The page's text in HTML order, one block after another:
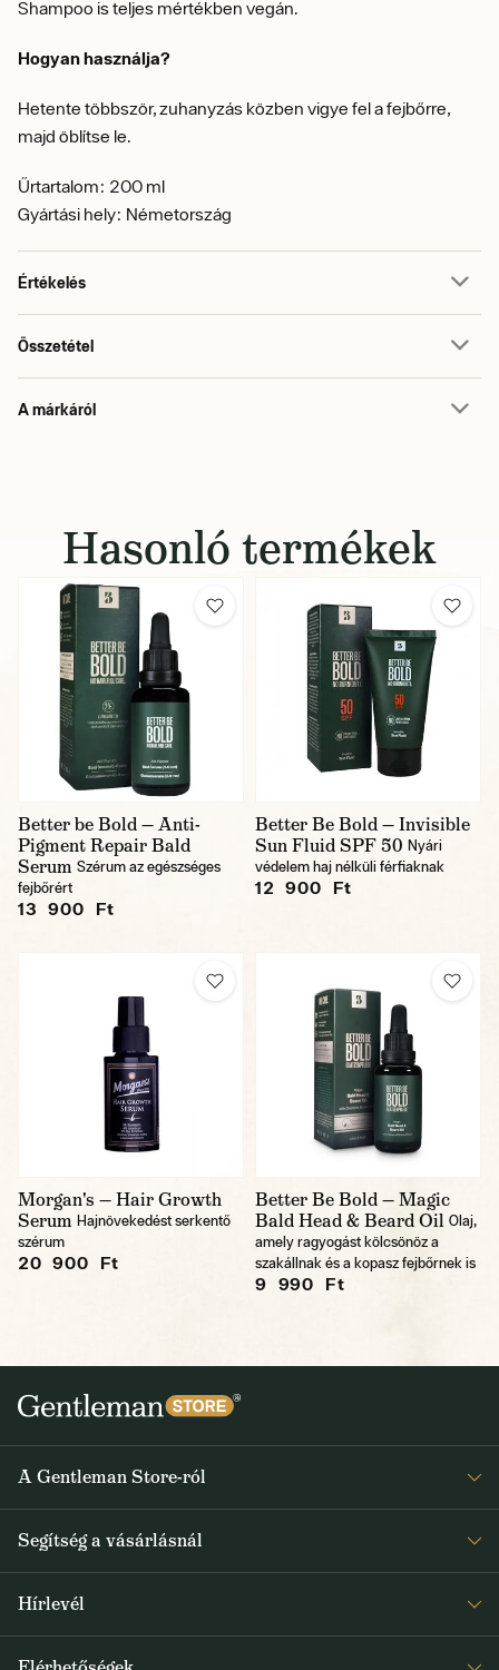
Shampoo is teljes mértékben vegán.
Hogyan használja?
Hetente többször, zuhanyzás közben vigye fel a fejbőrre,
majd öblítse le.
Űrtartalom: 200 ml
Gyártási hely: Németország
Értékelés
Összetétel
A márkáról
Hasonló termékek
Better be Bold — Anti-
Pigment Repair Bald
Serum Szérum az egészséges
fejbőrért
13 900 Ft
Better Be Bold — Invisible
Sun Fluid SPF 50 Nyári
védelem haj nélküli férfiaknak
12 900 Ft
Morgan's — Hair Growth
Serum Hajnövekedést serkentő
szérum
20 900 Ft
Better Be Bold — Magic
Bald Head & Beard Oil Olaj,
amely ragyogást kölcsönöz a
szakállnak és a kopasz fejbőrnek is
9 990 Ft
A Gentleman Store-ról
Rólunk
Journal
Segítség a vásárlásnál
Általános Szerződési Feltételek
Hírlevél